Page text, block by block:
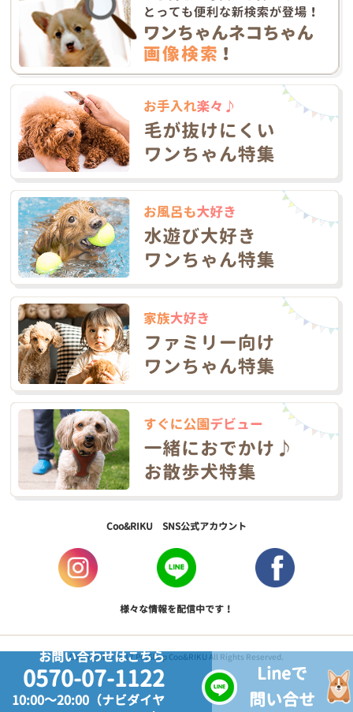
お問い合わせはこちら
0570-07-1122
10:00～20:00（ナビダイヤ
Lineで
問い合せ
Coo&RIKU SNS公式アカウント
様々な情報を配信中です！
Copyright © 2017 PetShop Coo&RIKU All Rights Reserved.